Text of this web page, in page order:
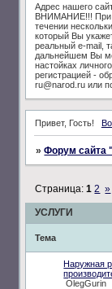
Адрес нашего
ВНИМАНИЕ!!! При
течении
который Вы
реальный e-mail,
дальнейшем Вы
настойках
регистрацией -
ru@narod.ru или
Привет, Гость!
»Форум сайта
УСЛУГИ
Страница:1 2 »
Тема
Наружная
OlegGurin